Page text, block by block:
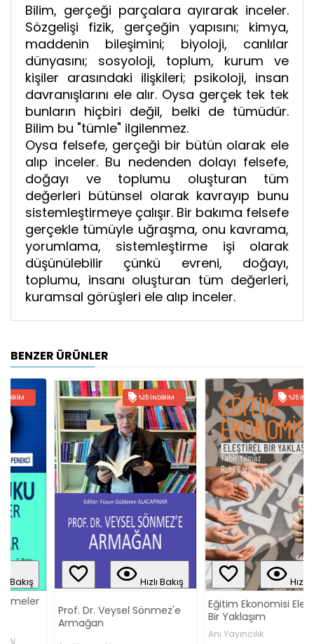
Bilim, gerçeği parçalara ayırarak inceler.
Sözgelişi fizik, gerçeğin yapısını; kimya,
maddenin bileşimini; biyoloji, canlılar
dünyasını; sosyoloji, toplum, kurum ve
kişiler arasındaki ilişkileri; psikoloji, insan
davranışlarını ele alır. Oysa gerçek tek tek
bunların hiçbiri değil, belki de tümüdür.
Bilim bu "tümle" ilgilenmez.
Oysa felsefe, gerçeği bir bütün olarak ele
alıp inceler. Bu nedenden dolayı felsefe,
doğayı ve toplumu oluşturan tüm
değerleri bütünsel olarak kavrayıp bunu
sistemleştirmeye çalışır. Bir bakıma felsefe
gerçekle tümüyle uğraşma, onu kavrama,
yorumlama, sistemleştirme işi olarak
düşünülebilir çünkü evreni, doğayı,
toplumu, insanı oluşturan tüm değerleri,
kuramsal görüşleri ele alıp inceler.
BENZER ÜRÜNLER
%15 İNDIRIM
Hızlı Bakış
Prof. Dr. Veysel Sönmez'e
Armağan
%15 İNDIRIM
Hızlı Bakış
Eğitim Ekonomisi Eleştirel
Bir Yaklaşım
Anı Yayıncılık